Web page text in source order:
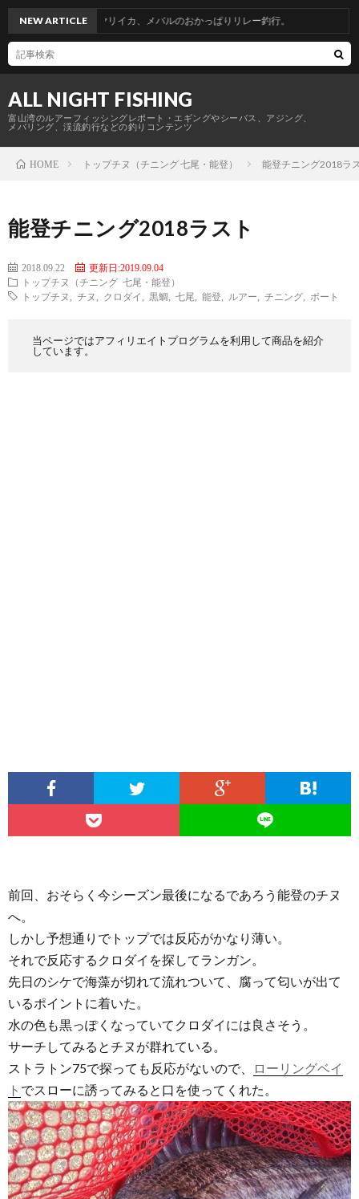
ALL NIGHT FISHING
富山湾のルアーフィッシングレポート・エギングやシーバス、アジング、
メバリング、渓流釣行などの釣りコンテンツ
NEW ARTICLE
からのヤリイカ、メバルのおかっぱりリレー釣行。
HOME トップチヌ（チニング 七尾・能登） 能登チニング2018ラ
能登チニング2018ラスト
2018.09.22
更新日:2019.09.04
トップチヌ（チニング 七尾・能登）
トップチヌ
チヌ クロダイ 黒鯛 七尾 能登 ルアー チニング ボート
当ページではアフィリエイトプログラムを利用して商品を紹介
しています。
前回、おそらく今シーズン最後になるであろう能登のチヌ
へ。
しかし予想通りでトップでは反応がかなり薄い。
それで反応するクロダイを探してランガン。
先日のシケで海藻が切れて流れついて、腐って匂いが出て
いるポイントに着いた。
水の色も黒っぽくなっていてクロダイには良さそう。
サーチしてみるとチヌが群れている。
ストラトン75で探っても反応がないので、
ローリングベイ
ト でスローに誘ってみると口を使ってくれた。